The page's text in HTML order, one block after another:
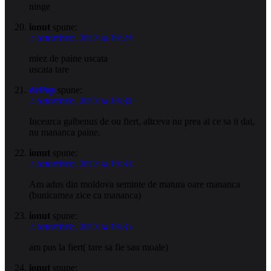
ninge
ionut spune:
2 octombrie, 2013 la 19:29
miez de paine uscata
uscata tare
dePop spune:
2 octombrie, 2013 la 19:30
Incearca galbenus de ou fiert, altceva nu prea ai ce sa ii dai,
nu mananca paine.
ionut spune:
2 octombrie, 2013 la 19:33
Am adus din moldova seminte de matura oare mananca
(bunicamea zice ca mananca)
ionut spune:
2 octombrie, 2013 la 19:35
am pus la fiert( tare sa fie sau moale)
ionut spune: